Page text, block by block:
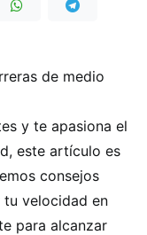
de medio
y te apasiona el
este artículo es
consejos
velocidad en
para alcanzar